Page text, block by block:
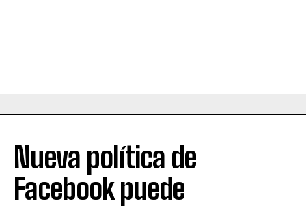
Nueva política de
Facebook puede